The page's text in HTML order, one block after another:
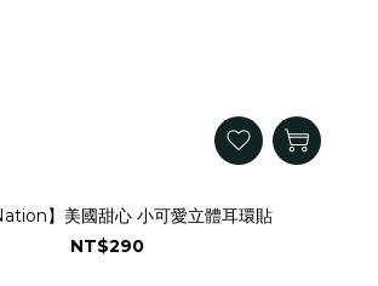
】美國甜心 小可愛立體耳環貼
NT$290